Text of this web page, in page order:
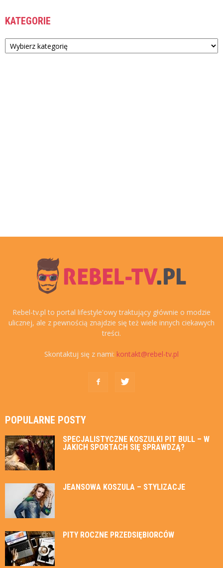
KATEGORIE
Kategorie
Rebel-tv.pl to portal lifestyle'owy traktujący głównie o modzie
ulicznej, ale z pewnością znajdzie się też wiele innych ciekawych
treści.
Skontaktuj się z nami: kontakt@rebel-tv.pl
POPULARNE POSTY
SPECJALISTYCZNE KOSZULKI PIT BULL – W
JAKICH SPORTACH SIĘ SPRAWDZĄ?
JEANSOWA KOSZULA – STYLIZACJE
PITY ROCZNE PRZEDSIĘBIORCÓW